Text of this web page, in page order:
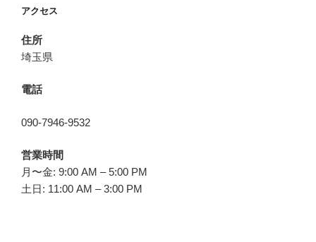
ン
アクセス
住所
埼玉県
電話
090-7946-9532
営業時間
月〜金: 9:00 AM – 5:00 PM
土日: 11:00 AM – 3:00 PM